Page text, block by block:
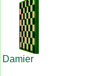
Damier